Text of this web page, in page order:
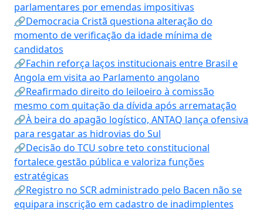
parlamentares por emendas impositivas
🔗Democracia Cristã questiona alteração do
momento de verificação da idade mínima de
candidatos
🔗Fachin reforça laços institucionais entre Brasil e
Angola em visita ao Parlamento angolano
🔗Reafirmado direito do leiloeiro à comissão
mesmo com quitação da dívida após arrematação
🔗À beira do apagão logístico, ANTAQ lança ofensiva
para resgatar as hidrovias do Sul
🔗Decisão do TCU sobre teto constitucional
fortalece gestão pública e valoriza funções
estratégicas
🔗Registro no SCR administrado pelo Bacen não se
equipara inscrição em cadastro de inadimplentes